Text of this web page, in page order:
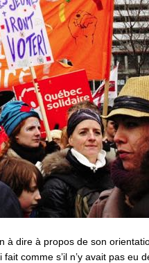
à dire à propos de son
comme s’il n’y avait pas eu